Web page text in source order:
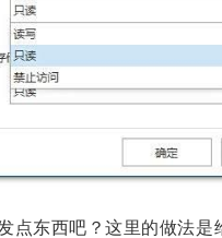
点东西吧？这里的做法